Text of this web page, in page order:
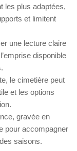
les plus adaptées,
et limitent
une lecture claire
disponible
le cimetière peut
et les options
gravée en
pour accompagner
saisons.